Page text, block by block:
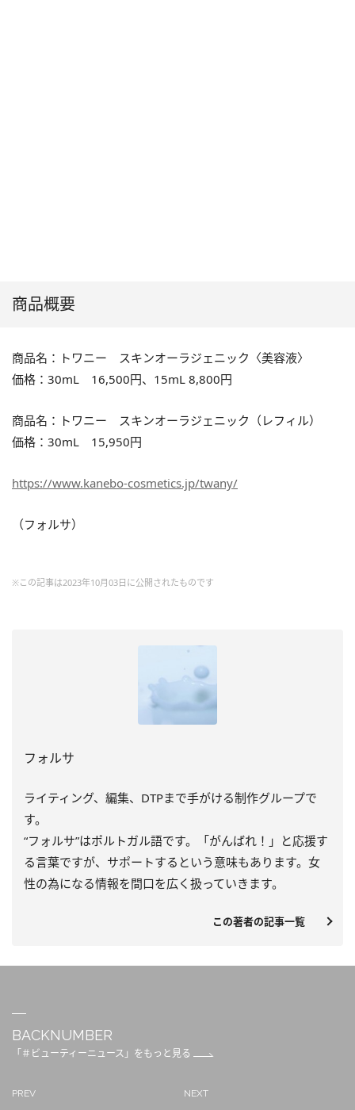
商品概要
商品名：トワニー スキンオーラジェニック〈美容液〉
価格：30mL 16,500円、15mL 8,800円
商品名：トワニー スキンオーラジェニック（レフィル）
価格：30mL 15,950円
https://www.kanebo-cosmetics.jp/twany/
（フォルサ）
※この記事は2023年10月03日に公開されたものです
フォルサ
ライティング、編集、DTPまで手がける制作グループで
す。
“フォルサ”はポルトガル語です。「がんばれ！」と応援す
る言葉ですが、サポートするという意味もあります。女
性の為になる情報を間口を広く扱っていきます。
この著者の記事一覧
BACKNUMBER
「＃ビューティーニュース」をもっと見る
PREV NEXT